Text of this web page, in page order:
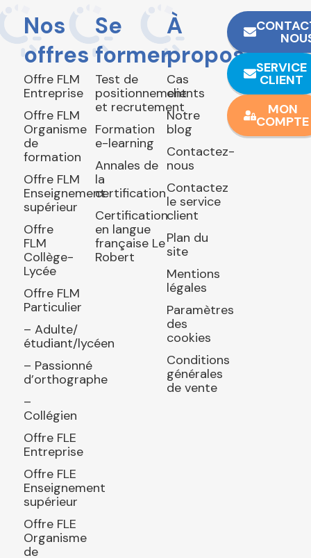
Nos
offres
Offre FLM
Entreprise
Offre FLM
Organisme
de
formation
Offre FLM
Enseignement
supérieur
Offre
FLM
Collège-
Lycée
Offre FLM
Particulier
– Adulte/
étudiant/lycéen
– Passionné
d’orthographe
–
Collégien
Offre FLE
Entreprise
Offre FLE
Enseignement
supérieur
Offre FLE
Organisme
de
Se
former
Test de
positionnement
et recrutement
Formation
e-learning
Annales de
la
certification
Certification
en langue
française Le
Robert
À
propos
Cas
clients
Notre
blog
Contactez-
nous
Contactez
le service
client
Plan du
site
Mentions
légales
Paramètres
des
cookies
Conditions
générales
de vente
SERVICE
CLIENT
MON
COMPTE